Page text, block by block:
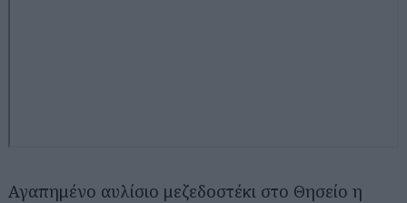
Αγαπημένο αυλίσιο μεζεδοστέκι στο Θησείο η